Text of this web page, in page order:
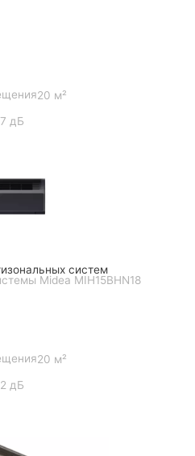
20 м²
дБ
систем
Midea MIH15BHN18
20 м²
дБ